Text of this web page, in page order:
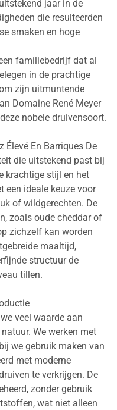
jaar in de
die resulteerden
smaken en hoge
familiebedrijf dat al
in de prachtige
zijn uitmuntende
Domaine René Meyer
nobele druivensoort.
Élevé En Barriques De
die uitstekend past bij
krachtige stijl en het
een ideale keuze voor
of wildgerechten. De
zoals oude cheddar of
zichzelf kan worden
maaltijd,
structuur de
tillen.
veel waarde aan
We werken met
we gebruik maken van
met moderne
te verkrijgen. De
zonder gebruik
wat niet alleen